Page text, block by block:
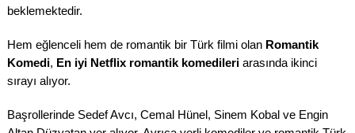
beklemektedir.
Hem eğlenceli hem de romantik bir Türk filmi olan Romantik
Komedi, En iyi Netflix romantik komedileri arasında ikinci
sırayı alıyor.
Başrollerinde Sedef Avcı, Cemal Hünel, Sinem Kobal ve Engin